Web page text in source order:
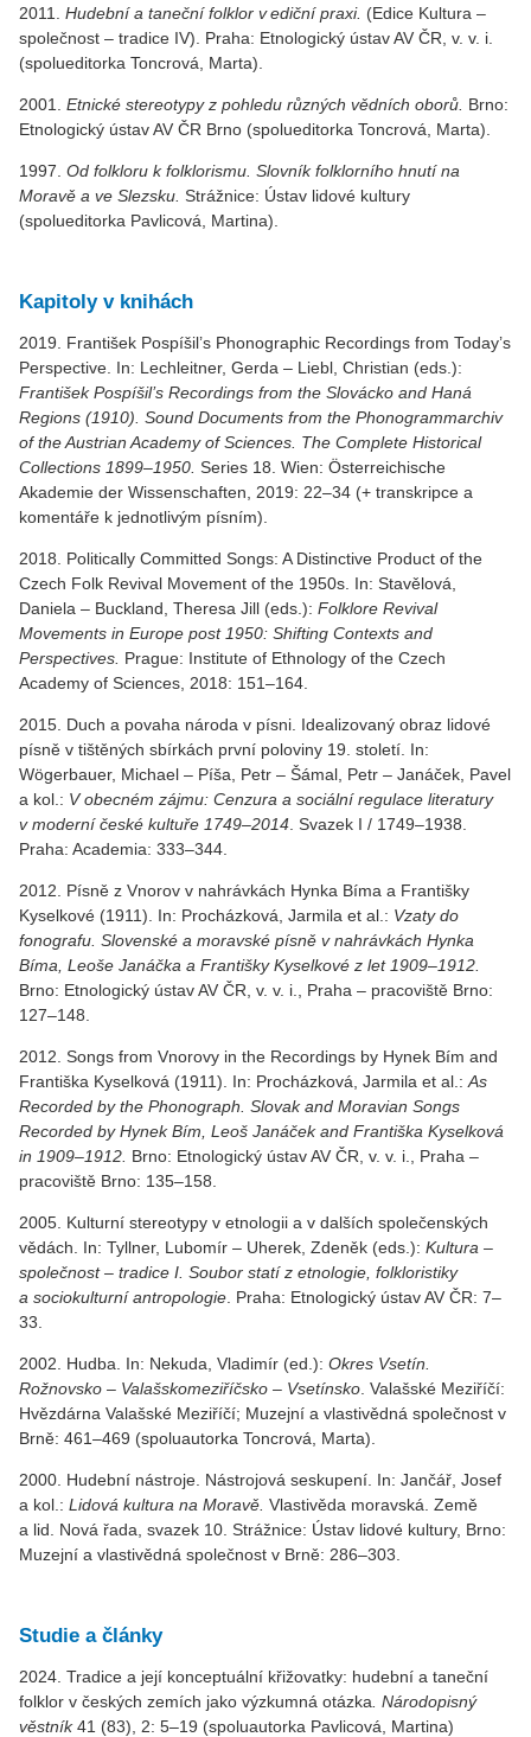
2011. Hudební a taneční folklor v ediční praxi. (Edice Kultura –
společnost – tradice IV). Praha: Etnologický ústav AV ČR, v. v. i.
(spolueditorka Toncrová, Marta).
2001. Etnické stereotypy z pohledu různých vědních oborů. Brno:
Etnologický ústav AV ČR Brno (spolueditorka Toncrová, Marta).
1997. Od folkloru k folklorismu. Slovník folklorního hnutí na
Moravě a ve Slezsku. Strážnice: Ústav lidové kultury
(spolueditorka Pavlicová, Martina).
Kapitoly v knihách
2019. František Pospíšil’s Phonographic Recordings from Today’s
Perspective. In: Lechleitner, Gerda – Liebl, Christian (eds.):
František Pospíšil’s Recordings from the Slovácko and Haná
Regions (1910). Sound Documents from the Phonogrammarchiv
of the Austrian Academy of Sciences. The Complete Historical
Collections 1899–1950. Series 18. Wien: Österreichische
Akademie der Wissenschaften, 2019: 22–34 (+ transkripce a
komentáře k jednotlivým písním).
2018. Politically Committed Songs: A Distinctive Product of the
Czech Folk Revival Movement of the 1950s. In: Stavělová,
Daniela – Buckland, Theresa Jill (eds.): Folklore Revival
Movements in Europe post 1950: Shifting Contexts and
Perspectives. Prague: Institute of Ethnology of the Czech
Academy of Sciences, 2018: 151–164.
2015. Duch a povaha národa v písni. Idealizovaný obraz lidové
písně v tištěných sbírkách první poloviny 19. století. In:
Wögerbauer, Michael – Píša, Petr – Šámal, Petr – Janáček, Pavel
a kol.: V obecném zájmu: Cenzura a sociální regulace literatury
v moderní české kultuře 1749–2014 . Svazek I / 1749–1938.
Praha: Academia: 333–344.
2012. Písně z Vnorov v nahrávkách Hynka Bíma a Františky
Kyselkové (1911). In: Procházková, Jarmila et al.: Vzaty do
fonografu. Slovenské a moravské písně v nahrávkách Hynka
Bíma, Leoše Janáčka a Františky Kyselkové z let 1909–1912.
Brno: Etnologický ústav AV ČR, v. v. i., Praha – pracoviště Brno:
127–148.
2012. Songs from Vnorovy in the Recordings by Hynek Bím and
Františka Kyselková (1911). In: Procházková, Jarmila et al.: As
Recorded by the Phonograph. Slovak and Moravian Songs
Recorded by Hynek Bím, Leoš Janáček and Františka Kyselková
in 1909–1912. Brno: Etnologický ústav AV ČR, v. v. i., Praha –
pracoviště Brno: 135–158.
2005. Kulturní stereotypy v etnologii a v dalších společenských
vědách. In: Tyllner, Lubomír – Uherek, Zdeněk (eds.): Kultura –
společnost – tradice I. Soubor statí z etnologie, folkloristiky
a sociokulturní antropologie . Praha: Etnologický ústav AV ČR: 7–
33.
2002. Hudba. In: Nekuda, Vladimír (ed.): Okres Vsetín.
Rožnovsko – Valašskomeziříčsko – Vsetínsko . Valašské Meziříčí:
Hvězdárna Valašské Meziříčí; Muzejní a vlastivědná společnost v
Brně: 461–469 (spoluautorka Toncrová, Marta).
2000. Hudební nástroje. Nástrojová seskupení. In: Jančář, Josef
a kol.: Lidová kultura na Moravě. Vlastivěda moravská. Země
a lid. Nová řada, svazek 10. Strážnice: Ústav lidové kultury, Brno:
Muzejní a vlastivědná společnost v Brně: 286–303.
Studie a články
2024. Tradice a její konceptuální křižovatky: hudební a taneční
folklor v českých zemích jako výzkumná otázka . Národopisný
věstník41 (83), 2: 5–19 (spoluautorka Pavlicová, Martina)